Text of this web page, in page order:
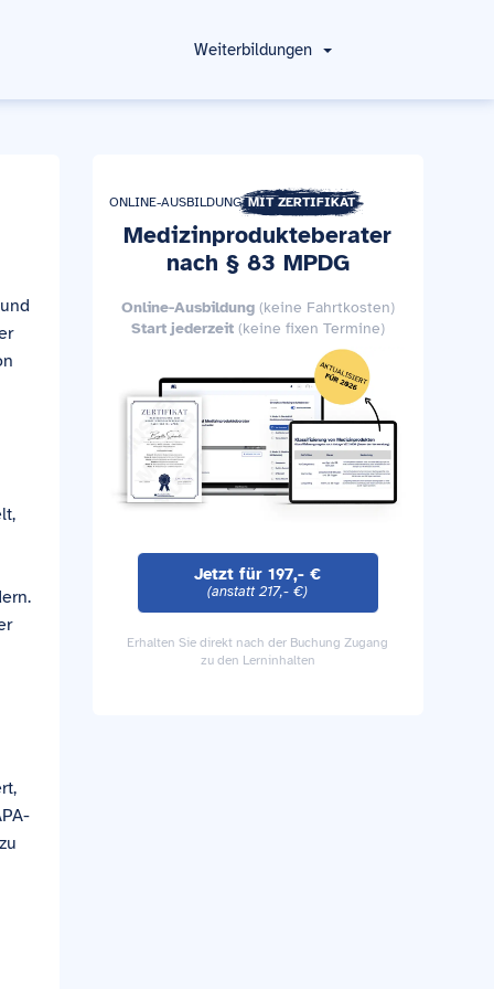
Weiterbildungen
ONLINE-AUSBILDUNGMIT ZERTIFIKAT
Medizinprodukteberater
nach § 83 MPDG
Online-Ausbildung(keine Fahrtkosten)
Start jederzeit(keine fixen Termine)
Jetzt für 197,- €
(anstatt 217,- €)
Erhalten Sie direkt nach der Buchung Zugang
zu den Lerninhalten